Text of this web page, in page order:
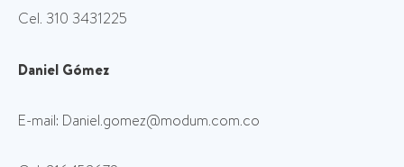
Cel. 310 3431225
Daniel Gómez
E-mail: Daniel.gomez@modum.com.co